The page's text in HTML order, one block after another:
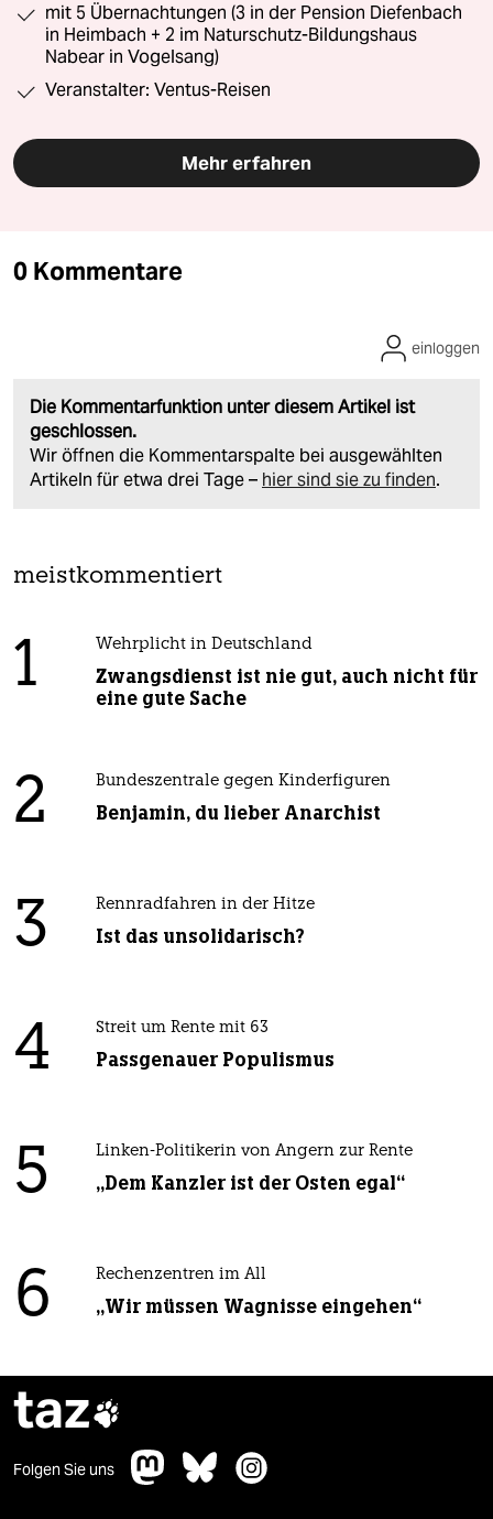
mit 5 Übernachtungen (3 in der Pension Diefenbach
in Heimbach + 2 im Naturschutz-Bildungshaus
Nabear in Vogelsang)
Veranstalter: Ventus-Reisen
Mehr erfahren
0 Kommentare
Die Kommentarfunktion unter diesem Artikel ist
geschlossen.
Wir öffnen die Kommentarspalte bei ausgewählten
Artikeln für etwa drei Tage – hier sind sie zu finden.
einloggen
meistkommentiert
1 Wehrplicht in Deutschland
Zwangsdienst ist nie gut, auch nicht für
eine gute Sache
2 Bundeszentrale gegen Kinderfiguren
Benjamin, du lieber Anarchist
3 Rennradfahren in der Hitze
Ist das unsolidarisch?
4 Streit um Rente mit 63
Passgenauer Populismus
5 Linken-Politikerin von Angern zur Rente
„Dem Kanzler ist der Osten egal“
6 Rechenzentren im All
„Wir müssen Wagnisse eingehen“
taz
Folgen Sie uns